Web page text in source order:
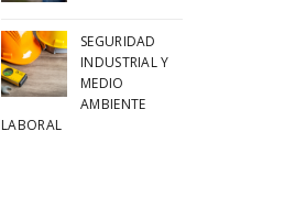
SEGURIDAD
INDUSTRIAL Y
MEDIO
AMBIENTE
LABORAL